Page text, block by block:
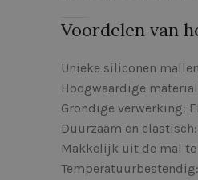
Voordelen van
Unieke siliconen
Hoogwaardige
Grondige verwerking:
Duurzaam en
Makkelijk uit de mal te